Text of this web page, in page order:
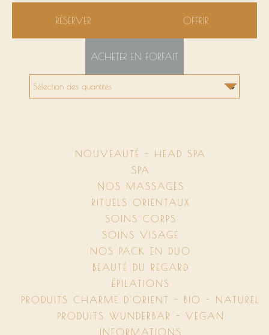
RÉSERVER OFFRIR
ACHETER EN FORFAIT
NOUVEAUTÉ - HEAD SPA
SPA
NOS MASSAGES
RITUELS ORIENTAUX
SOINS CORPS
SOINS VISAGE
NOS PACK EN DUO
BEAUTÉ DU REGARD
ÉPILATIONS
PRODUITS CHARME D'ORIENT - BIO - NATUREL
PRODUITS WUNDERBAR - VEGAN
INFORMATIONS